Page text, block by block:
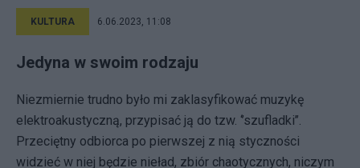
KULTURA 6.06.2023, 11:08
Jedyna w swoim rodzaju
Niezmiernie trudno było mi zaklasyfikować muzykę
elektroakustyczną, przypisać ją do tzw. ‘’szufladki’’.
Przeciętny odbiorca po pierwszej z nią styczności
widzieć w niej będzie nieład, zbiór chaotycznych, niczym